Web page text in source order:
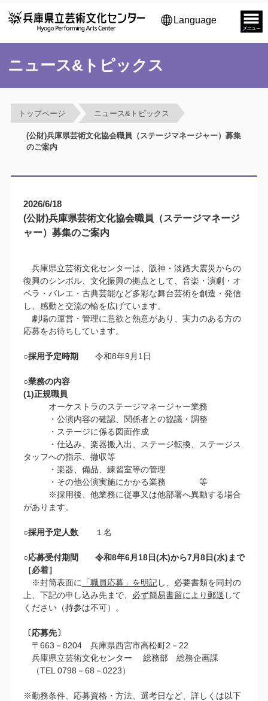
Language
ニュース&トピックス
トップページ ニュース&トピックス
(公財)兵庫県芸術文化協会職員（ステージマネージャー）募集
のご案内
2026/6/18
(公財)兵庫県芸術文化協会職員（ステージマネージ
ャー）募集のご案内
兵庫県立芸術文化センターは、阪神・淡路大震災からの
復興のシンボル、文化振興の拠点として、音楽・演劇・オ
ペラ・バレエ・古典芸能など多彩な舞台芸術を創造・発信
し、感動と交流の輪を広げています。
劇場の運営・管理に意欲と熱意があり、実力のある方の
応募をお待ちしています。
○採用予定時期 令和8年9月1日
○業務の内容
(1)正規職員
オーケストラのステージマネージャー業務
・公演内容の確認、関係者との協議・調整
・ステージに係る図面作成
・仕込み、楽器搬入出、ステージ転換、ステージス
タッフへの指示、撤収等
・楽器、備品、練習室等の管理
・その他公演実施にかかる業務 等
※採用後、他業務に従事又は他部署へ異動する場合
があります。
○採用予定人数１名
○応募受付期間 令和8年6月18日(木)から7月8日(水)まで
［必着］
※封筒表面に 「職員応募」を明記し、必要書類を同封の
上、下記の申し込み先まで、 必ず簡易書留により郵送 して
ください（持参は不可）。
〔応募先〕
〒663－8204 兵庫県西宮市高松町2－22
兵庫県立芸術文化センター 総務部 総務企画課
（TEL 0798－68－0223）
※勤務条件、応募資格・方法、選考日など、詳しくは以下